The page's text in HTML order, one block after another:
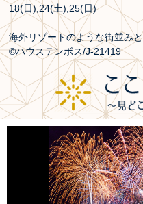
18(日),24(土),25(日)
海外リゾートのような街並み
©ハウステンボス/J-21419